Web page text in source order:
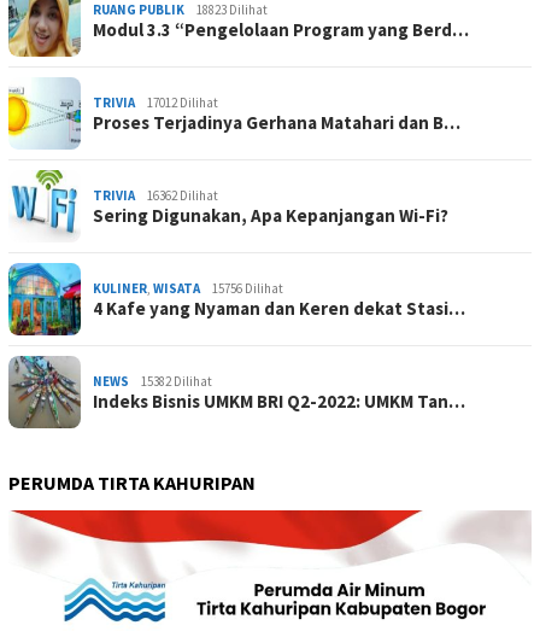
RUANG PUBLIK 18823 Dilihat
Modul 3.3 “Pengelolaan Program yang Berd…
TRIVIA 17012 Dilihat
Proses Terjadinya Gerhana Matahari dan B…
TRIVIA 16362 Dilihat
Sering Digunakan, Apa Kepanjangan Wi-Fi?
KULINER, WISATA 15756 Dilihat
4 Kafe yang Nyaman dan Keren dekat Stasi…
NEWS 15382 Dilihat
Indeks Bisnis UMKM BRI Q2-2022: UMKM Tan…
PERUMDA TIRTA KAHURIPAN